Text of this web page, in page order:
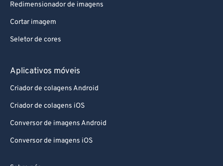
Redimensionador de imagens
Cortar imagem
Seletor de cores
Aplicativos móveis
Criador de colagens Android
Criador de colagens iOS
Conversor de imagens Android
Conversor de imagens iOS